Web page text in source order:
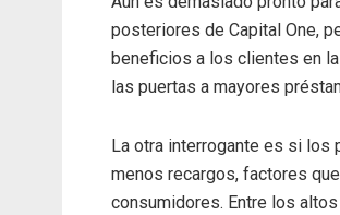
posteriores de Capital One,
beneficios a los clientes en
las puertas a mayores
La otra interrogante es si
menos recargos, factores
consumidores. Entre los